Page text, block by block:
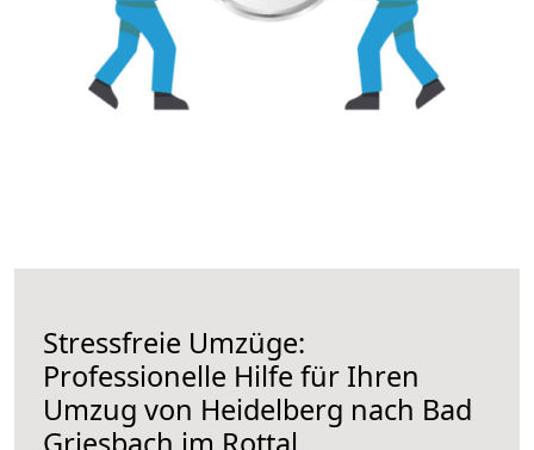
Stressfreie Umzüge:
Professionelle Hilfe für Ihren
Umzug von Heidelberg nach Bad